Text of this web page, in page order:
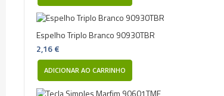
Espelho Triplo Branco 90930TBR
2,16 €
ADICIONAR AO CARRINHO